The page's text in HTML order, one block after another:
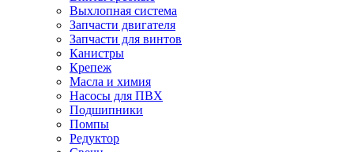
Выхлопная система
Запчасти двигателя
Запчасти для винтов
Канистры
Крепеж
Масла и химия
Насосы для ПВХ
Подшипники
Помпы
Редуктор